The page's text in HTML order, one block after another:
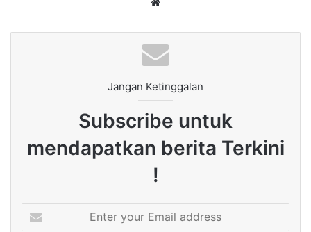
Jangan Ketinggalan
Subscribe untuk
mendapatkan berita Terkini
!
your